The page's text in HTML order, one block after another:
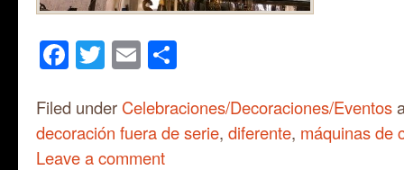
Facebook
Twitter
Email
Filed under Celebraciones/Decoraciones/Eventos
decoración fuera de serie, diferente, máquinas de
Leave a comment